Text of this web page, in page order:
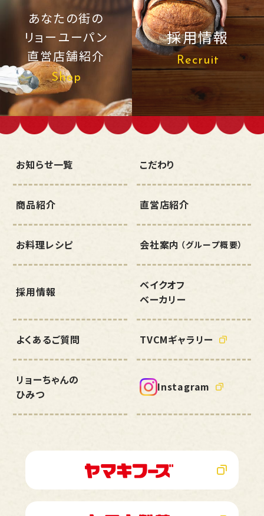
あなたの街の
リョーユーパン
直営店舗紹介
Shop
採用情報
Recruit
お知らせ一覧 こだわり
商品紹介 直営店紹介
お料理レシピ 会社案内 （グループ概要）
採用情報
ベイクオフ
ベーカリー
よくあるご質問 TVCMギャラリー
リョーちゃんの
ひみつ
Instagram